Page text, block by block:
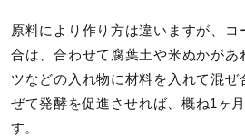
原料により作り方は違いますが、
合は、合わせて腐葉土や米ぬかがあ
ツなどの入れ物に材料を入れて混ぜ
ぜて発酵を促進させれば、概ね1ヶ
す。